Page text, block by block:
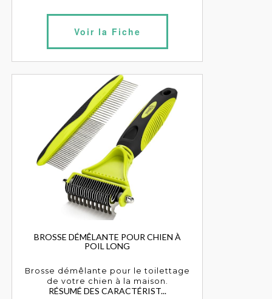
Voir la Fiche
BROSSE DÉMÊLANTE POUR CHIEN À
POIL LONG
Brosse démêlante pour le toilettage
de votre chien à la maison.
RÉSUMÉ DES CARACTÉRIST...